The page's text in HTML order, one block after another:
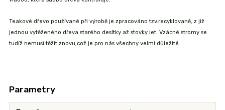
Teakové dřevo používané při výrobě je zpracováno tzv.recyklovaně, z již
jednou vytěženého dřeva starého desítky až stovky let. Vzácné stromy se
tudíž nemusí těžit znovu,což je pro nás všechny velmi důležité.
Parametry